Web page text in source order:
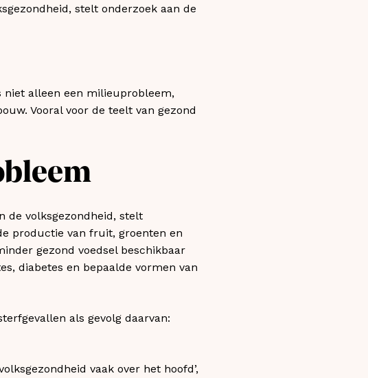
stelt onderzoek aan de
alleen een milieuprobleem,
Vooral voor de teelt van gezond
de volksgezondheid, stelt
productie van fruit, groenten en
gezond voedsel beschikbaar
diabetes en bepaalde vormen van
als gevolg daarvan:
vaak over het hoofd’,